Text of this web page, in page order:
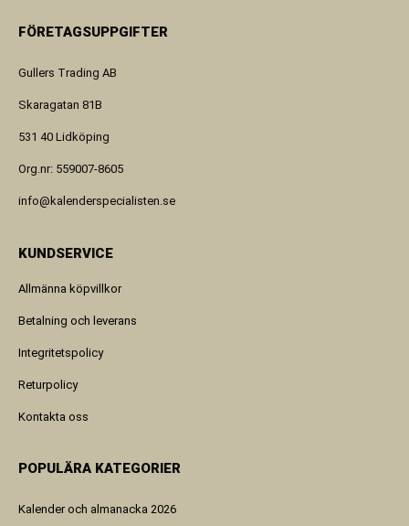
FÖRETAGSUPPGIFTER
Gullers Trading AB
Skaragatan 81B
531 40 Lidköping
Org.nr: 559007-8605
info@kalenderspecialisten.se
KUNDSERVICE
Allmänna köpvillkor
Betalning och leverans
Integritetspolicy
Returpolicy
Kontakta oss
POPULÄRA KATEGORIER
Kalender och almanacka 2026